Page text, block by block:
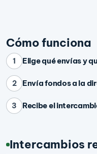
Cómo funciona
1 Elige qué envías y
2 Envía fondos a la
3 Recibe el
Intercambios